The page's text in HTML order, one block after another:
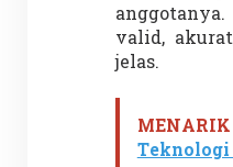
a
h
s
i
valid,
jelas.
Teknologi